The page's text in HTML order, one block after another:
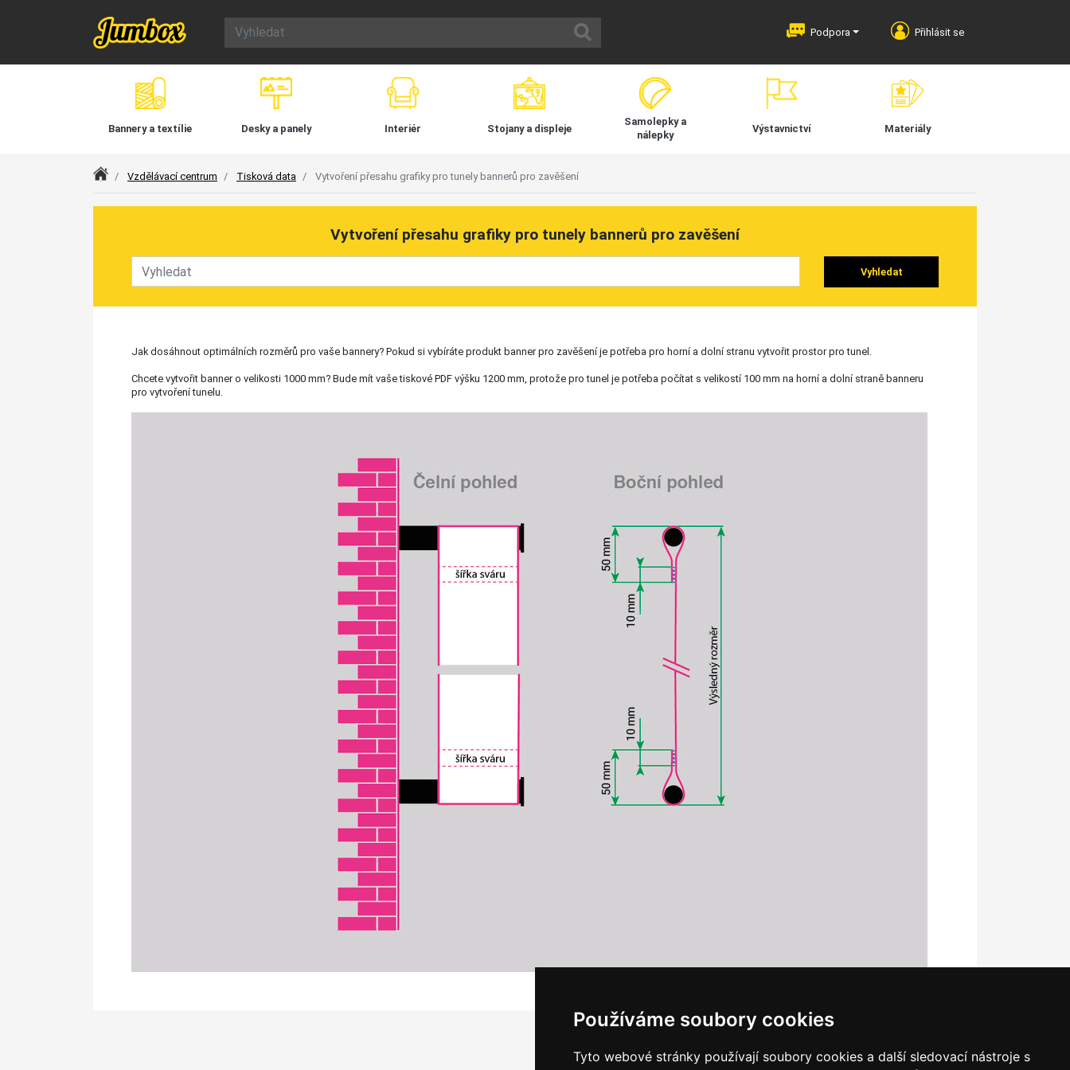
Používáme soubory cookies
Tyto webové stránky používají soubory cookies a další sledovací nástroje s
Podpora Přihlásit se
Bannery a textílie Desky a panely Interiér Stojany a displeje
Samolepky a
nálepky
Výstavnictví Materiály
Index Vzdělávací centrum Tisková data Vytvoření přesahu grafiky pro tunely bannerů pro zavěšení
Vytvoření přesahu grafiky pro tunely bannerů pro zavěšení
Vyhledat
Jak dosáhnout optimálních rozměrů pro vaše bannery? Pokud si vybíráte produkt banner pro zavěšení je potřeba pro horní a dolní stranu vytvořit prostor pro tunel.
Chcete vytvořit banner o velikosti 1000 mm? Bude mít vaše tiskové PDF výšku 1200 mm, protože pro tunel je potřeba počítat s velikostí 100 mm na horní a dolní straně banneru
pro vytvoření tunelu.